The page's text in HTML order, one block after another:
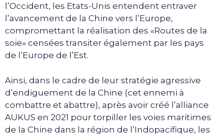
l’Occident, les Etats-Unis entendent entraver
l’avancement de la Chine vers l’Europe,
compromettant la réalisation des «Routes de la
soie» censées transiter également par les pays
de l’Europe de l’Est.
Ainsi, dans le cadre de leur stratégie agressive
d’endiguement de la Chine (cet ennemi à
combattre et abattre), après avoir créé l’alliance
AUKUS en 2021 pour torpiller les voies maritimes
de la Chine dans la région de l’Indopacifique, les